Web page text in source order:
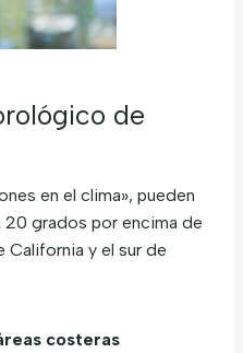
de
en el clima», pueden
20 grados por encima de
California y el sur de
costeras